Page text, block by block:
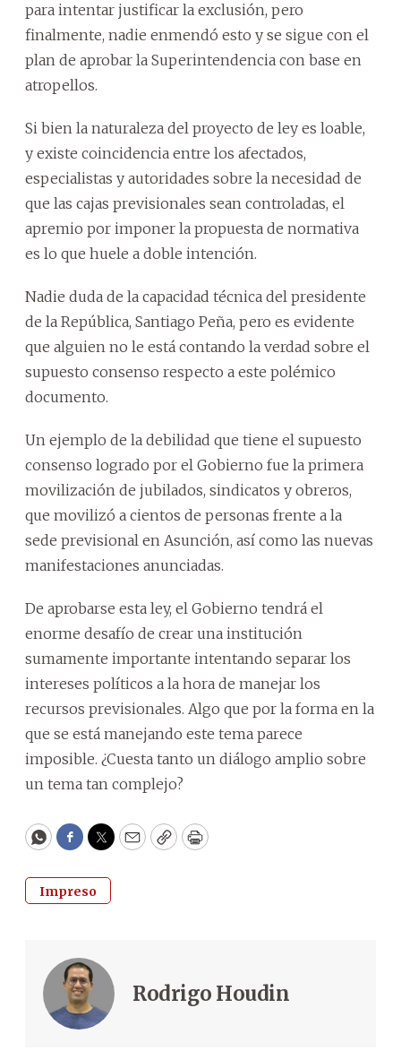
para intentar justificar la exclusión, pero
finalmente, nadie enmendó esto y se sigue con el
plan de aprobar la Superintendencia con base en
atropellos.
Si bien la naturaleza del proyecto de ley es loable,
y existe coincidencia entre los afectados,
especialistas y autoridades sobre la necesidad de
que las cajas previsionales sean controladas, el
apremio por imponer la propuesta de normativa
es lo que huele a doble intención.
Nadie duda de la capacidad técnica del presidente
de la República, Santiago Peña, pero es evidente
que alguien no le está contando la verdad sobre el
supuesto consenso respecto a este polémico
documento.
Un ejemplo de la debilidad que tiene el supuesto
consenso logrado por el Gobierno fue la primera
movilización de jubilados, sindicatos y obreros,
que movilizó a cientos de personas frente a la
sede previsional en Asunción, así como las nuevas
manifestaciones anunciadas.
De aprobarse esta ley, el Gobierno tendrá el
enorme desafío de crear una institución
sumamente importante intentando separar los
intereses políticos a la hora de manejar los
recursos previsionales. Algo que por la forma en la
que se está manejando este tema parece
imposible. ¿Cuesta tanto un diálogo amplio sobre
un tema tan complejo?
WhatsApp
Facebook
Twitter
EmailCopyPrint
Impreso
Rodrigo Houdin